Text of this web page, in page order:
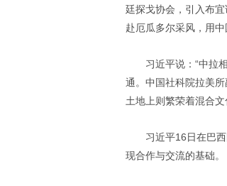
廷探戈协会，引入布
赴厄瓜多尔采风，用中
习近平说：“中拉
通。中国社科院拉美
土地上则繁荣着混合
习近平16日在巴
现合作与交流的基础。